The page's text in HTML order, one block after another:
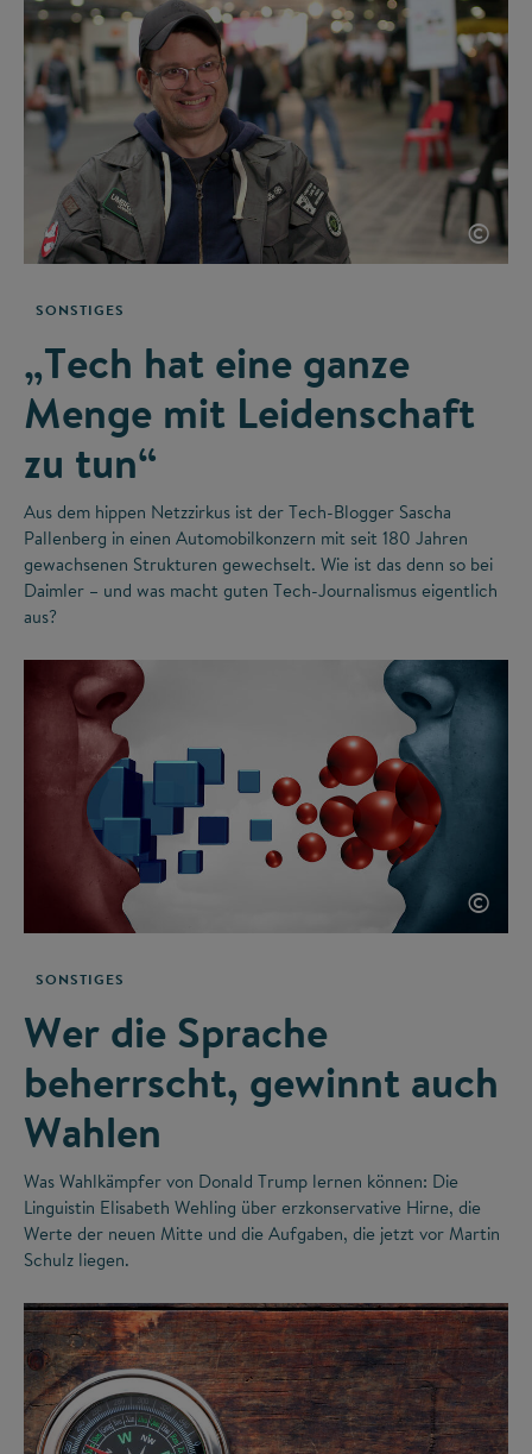
©
SONSTIGES
„Tech hat eine ganze
Menge mit Leidenschaft
zu tun“
Aus dem hippen Netzzirkus ist der Tech-Blogger Sascha
Pallenberg in einen Automobilkonzern mit seit 180 Jahren
gewachsenen Strukturen gewechselt. Wie ist das denn so bei
Daimler – und was macht guten Tech-Journalismus eigentlich
aus?
©
SONSTIGES
Wer die Sprache
beherrscht, gewinnt auch
Wahlen
Was Wahlkämpfer von Donald Trump lernen können: Die
Linguistin Elisabeth Wehling über erzkonservative Hirne, die
Werte der neuen Mitte und die Aufgaben, die jetzt vor Martin
Schulz liegen.